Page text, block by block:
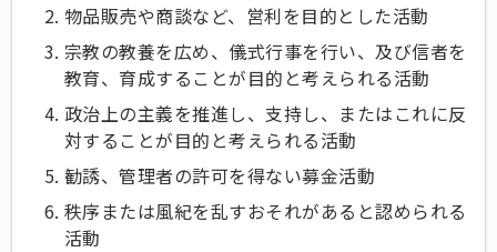
物品販売や商談など、営利を目的とした活動
宗教の教養を広め、儀式行事を行い、及び信者を
教育、育成することが目的と考えられる活動
政治上の主義を推進し、支持し、またはこれに反
対することが目的と考えられる活動
勧誘、管理者の許可を得ない募金活動
秩序または風紀を乱すおそれがあると認められる
活動